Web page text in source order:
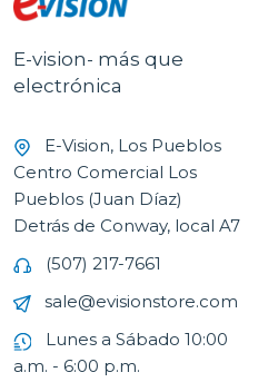
E-vision- más que
electrónica
E-Vision, Los Pueblos
Centro Comercial Los
Pueblos (Juan Díaz)
Detrás de Conway, local A7
(507) 217-7661
sale@evisionstore.com
Lunes a Sábado 10:00
a.m. - 6:00 p.m.